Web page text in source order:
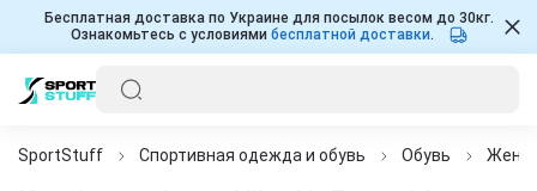
Бесплатная доставка по Украине для посылок весом до 30кг.
Ознакомьтесь с условиями бесплатной доставки.
SportStuff Спортивная одежда и обувь Обувь